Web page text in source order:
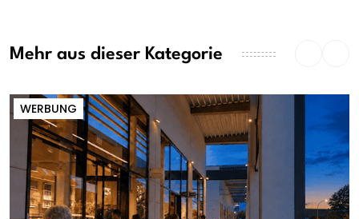
Mehr aus dieser Kategorie
WERBUNG